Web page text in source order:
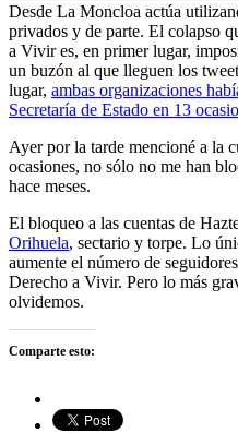
Desde La Moncloa actúa
privados y de parte. El colapso
a Vivir es, en primer lugar,
un buzón al que lleguen los
lugar, ambas organizaciones
Secretaría de Estado en 13
Ayer por la tarde mencioné a la
ocasiones, no sólo no me han
hace meses.
El bloqueo a las cuentas de
Orihuela, sectario y torpe. Lo
aumente el número de
Derecho a Vivir. Pero lo más
olvidemos.
Comparte esto: